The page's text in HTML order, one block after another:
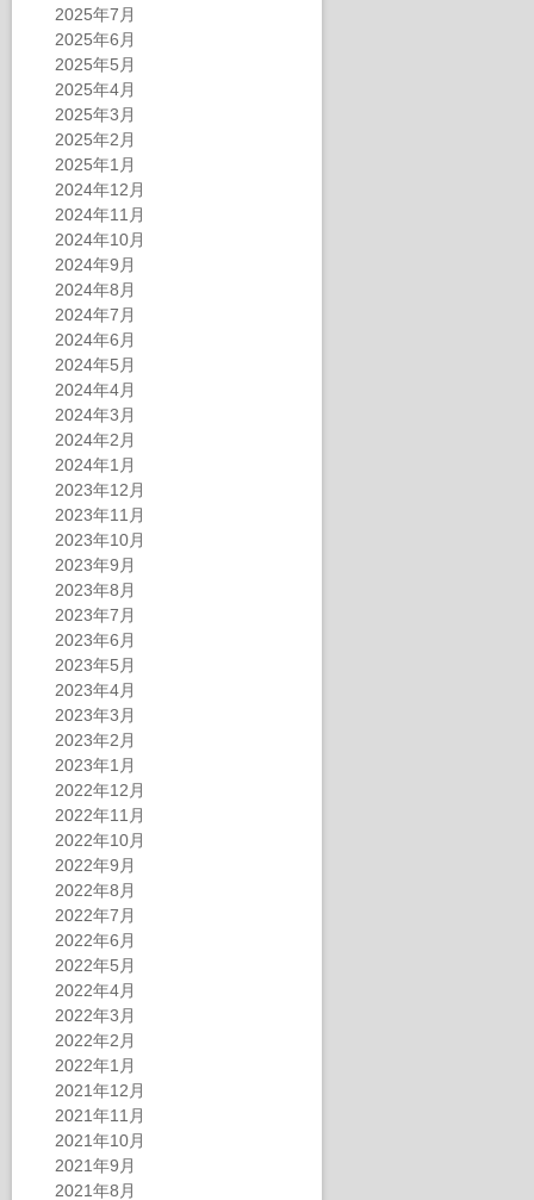
2025年7月
2025年6月
2025年5月
2025年4月
2025年3月
2025年2月
2025年1月
2024年12月
2024年11月
2024年10月
2024年9月
2024年8月
2024年7月
2024年6月
2024年5月
2024年4月
2024年3月
2024年2月
2024年1月
2023年12月
2023年11月
2023年10月
2023年9月
2023年8月
2023年7月
2023年6月
2023年5月
2023年4月
2023年3月
2023年2月
2023年1月
2022年12月
2022年11月
2022年10月
2022年9月
2022年8月
2022年7月
2022年6月
2022年5月
2022年4月
2022年3月
2022年2月
2022年1月
2021年12月
2021年11月
2021年10月
2021年9月
2021年8月